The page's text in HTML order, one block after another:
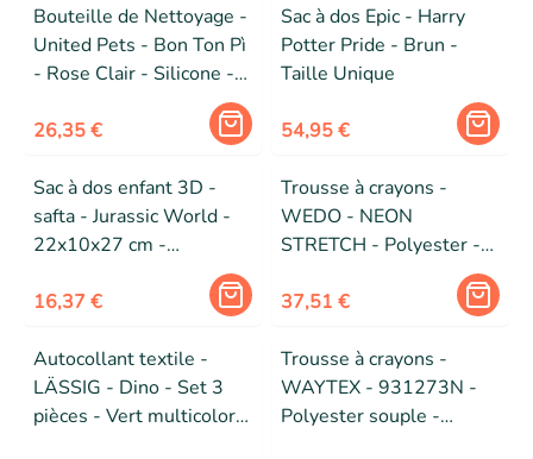
Bouteille de Nettoyage -
United Pets - Bon Ton Pì
- Rose Clair - Silicone -
26,35 €
Sac à dos Epic - Harry
Potter Pride - Brun -
Taille Unique
54,95 €
Sac à dos enfant 3D -
safta - Jurassic World -
22x10x27 cm -
Adaptable au chariot -
Nettoyage facile -
16,37 €
Trousse à crayons -
WEDO - NEON
STRETCH - Polyester -
37,51 €
Autocollant textile -
LÄSSIG - Dino - Set 3
pièces - Vert multicolore
Trousse à crayons -
WAYTEX - 931273N -
Polyester souple -